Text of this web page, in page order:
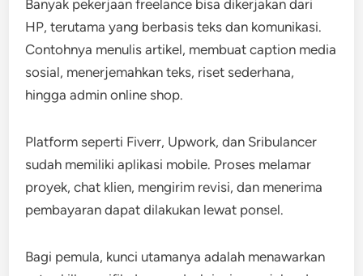
Banyak pekerjaan freelance bisa dikerjakan dari
HP, terutama yang berbasis teks dan komunikasi.
Contohnya menulis artikel, membuat caption media
sosial, menerjemahkan teks, riset sederhana,
hingga admin online shop.
Platform seperti Fiverr, Upwork, dan Sribulancer
sudah memiliki aplikasi mobile. Proses melamar
proyek, chat klien, mengirim revisi, dan menerima
pembayaran dapat dilakukan lewat ponsel.
Bagi pemula, kunci utamanya adalah menawarkan